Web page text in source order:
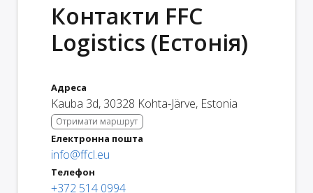
Контакти FFC
Logistics (Естонія)
Адреса
Kauba 3d, 30328 Kohta-Järve, Estonia
Отримати маршрут
Електронна пошта
info@ffcl.eu
Телефон
+372 514 0994